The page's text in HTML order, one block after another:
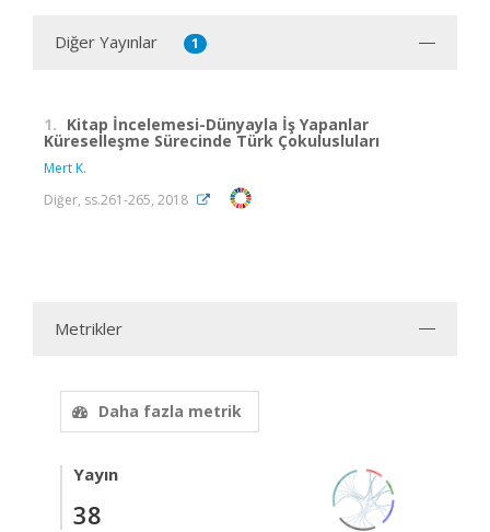
Diğer Yayınlar 1
1. Kitap İncelemesi-Dünyayla İş Yapanlar
Küreselleşme Sürecinde Türk Çokulusluları
Mert K.
Diğer, ss.261-265, 2018
Metrikler
Daha fazla metrik
Yayın
38